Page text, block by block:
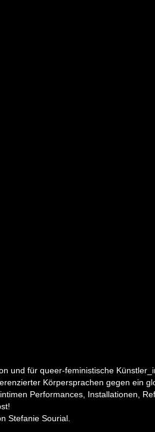
und für queer-feministische
Körpersprachen gegen ein
Performances, Installationen,
Stefanie Sourial.